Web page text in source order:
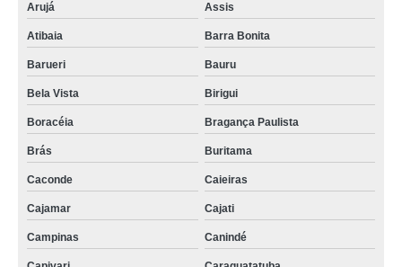
Arujá Assis
Atibaia Barra Bonita
Barueri Bauru
Bela Vista Birigui
Boracéia Bragança Paulista
Brás Buritama
Caconde Caieiras
Cajamar Cajati
Campinas Canindé